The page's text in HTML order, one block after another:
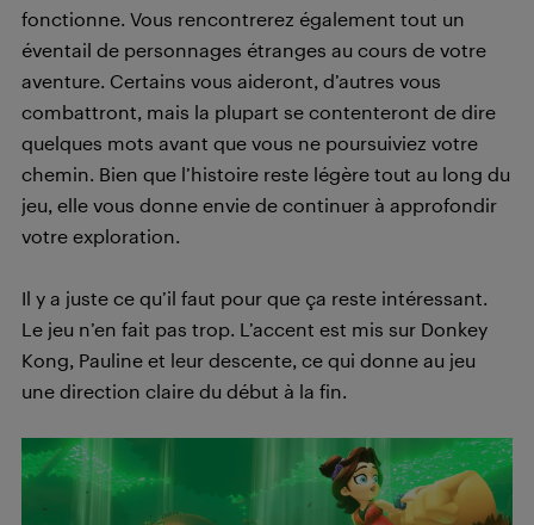
fonctionne. Vous rencontrerez également tout un
éventail de personnages étranges au cours de votre
aventure. Certains vous aideront, d’autres vous
combattront, mais la plupart se contenteront de dire
quelques mots avant que vous ne poursuiviez votre
chemin. Bien que l’histoire reste légère tout au long du
jeu, elle vous donne envie de continuer à approfondir
votre exploration.
Il y a juste ce qu’il faut pour que ça reste intéressant.
Le jeu n’en fait pas trop. L’accent est mis sur Donkey
Kong, Pauline et leur descente, ce qui donne au jeu
une direction claire du début à la fin.